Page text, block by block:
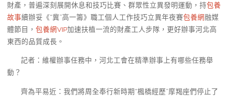
財產，普遍深刻展開休息和技巧比賽、群眾性立異發明運動，持包養
故事續辦妥《“冀”高一籌》職工個人工作技巧立異年夜賽包養網融媒
體節目， 包養網VIP加速扶植一流的財產工人步隊，更好辦事河北高
東西的品質成長。
記者：維權辦事任務中，河北工會在精準辦事上有哪些任務舉
動？
齊為平易近：我們將周全奉行新時期“楓橋經歷”摩羯座們停止了